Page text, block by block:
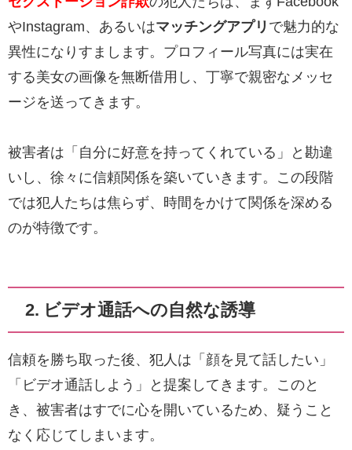
やInstagram、あるいはマッチングアプリ で魅力的な
異性になりすまします。プロフィール写真には実在
する美女の画像を無断借用し、丁寧で親密なメッセ
ージを送ってきます。
被害者は「自分に好意を持ってくれている」と勘違
いし、徐々に信頼関係を築いていきます。この段階
では犯人たちは焦らず、時間をかけて関係を深める
のが特徴です。
2. ビデオ通話への自然な誘導
信頼を勝ち取った後、犯人は「顔を見て話したい」
「ビデオ通話しよう」と提案してきます。このと
き、被害者はすでに心を開いているため、疑うこと
なく応じてしまいます。